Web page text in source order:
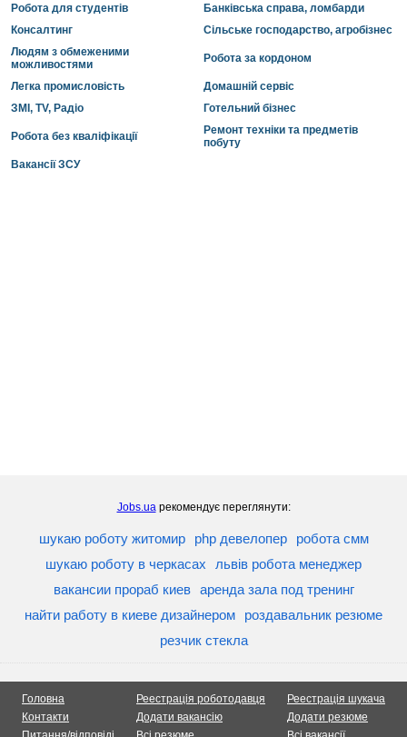
Робота для студентів
Банківська справа, ломбарди
Консалтинг
Сільське господарство, агробізнес
Людям з обмеженими
можливостями
Робота за кордоном
Легка промисловість
Домашній сервіс
ЗМІ, TV, Радіо
Готельний бізнес
Робота без кваліфікації
Ремонт техніки та предметів
побуту
Вакансії ЗСУ
Jobs.uaрекомендує переглянути:
шукаю роботу житомир php девелопер
робота смм
шукаю роботу в черкасах
львів робота менеджер
вакансии прораб киев
аренда зала под тренинг
найти работу в киеве дизайнером
роздавальник резюме
резчик стекла
Головна
Контакти
Реестрація роботодавця
Додати вакансію
Реестрація шукача
Додати резюме